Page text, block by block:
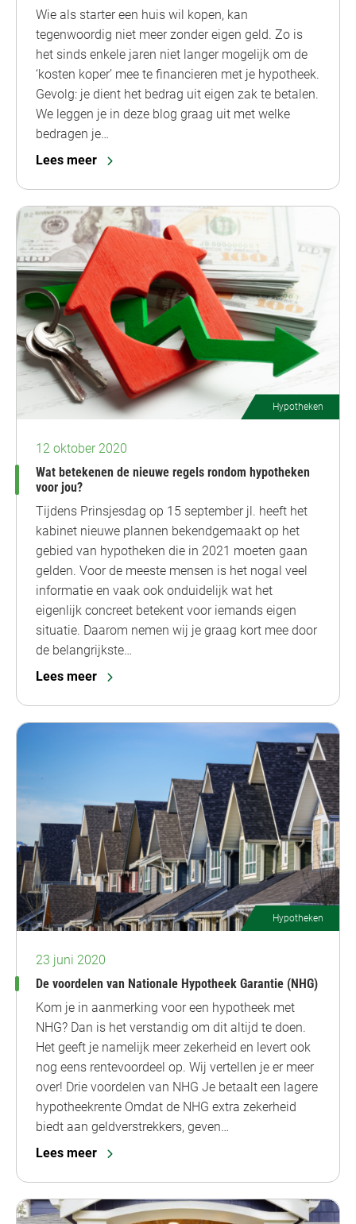
Wie als starter een huis wil kopen, kan
tegenwoordig niet meer zonder eigen geld. Zo is
het sinds enkele jaren niet langer mogelijk om de
‘kosten koper’ mee te financieren met je hypotheek.
Gevolg: je dient het bedrag uit eigen zak te betalen.
We leggen je in deze blog graag uit met welke
bedragen je…
Lees meer
Hypotheken
12 oktober 2020
Wat betekenen de nieuwe regels rondom hypotheken
voor jou?
Tijdens Prinsjesdag op 15 september jl. heeft het
kabinet nieuwe plannen bekendgemaakt op het
gebied van hypotheken die in 2021 moeten gaan
gelden. Voor de meeste mensen is het nogal veel
informatie en vaak ook onduidelijk wat het
eigenlijk concreet betekent voor iemands eigen
situatie. Daarom nemen wij je graag kort mee door
de belangrijkste…
Lees meer
Hypotheken
23 juni 2020
De voordelen van Nationale Hypotheek Garantie (NHG)
Kom je in aanmerking voor een hypotheek met
NHG? Dan is het verstandig om dit altijd te doen.
Het geeft je namelijk meer zekerheid en levert ook
nog eens rentevoordeel op. Wij vertellen je er meer
over! Drie voordelen van NHG Je betaalt een lagere
hypotheekrente Omdat de NHG extra zekerheid
biedt aan geldverstrekkers, geven…
Lees meer